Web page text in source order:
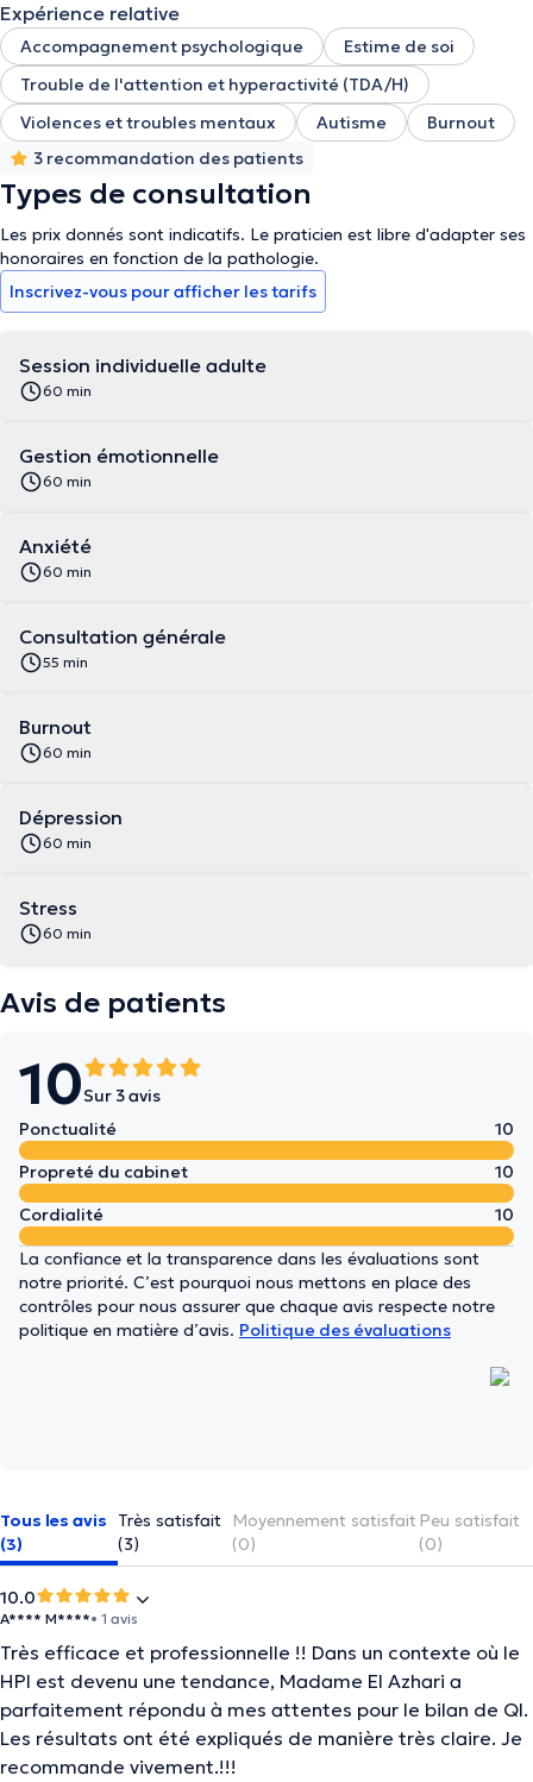
Expérience relative
Accompagnement psychologique
Estime de soi
Trouble de l'attention et hyperactivité (TDA/H)
Violences et troubles mentaux
Autisme
Burnout
3 recommandation des patients
Types de consultation
Les prix donnés sont indicatifs. Le praticien est libre d'adapter ses
honoraires en fonction de la pathologie.
Inscrivez-vous pour afficher les tarifs
Session individuelle adulte
60 min
Gestion émotionnelle
60 min
Anxiété
60 min
Consultation générale
55 min
Burnout
60 min
Dépression
60 min
Stress
60 min
Avis de patients
10Sur 3 avis
Ponctualité
10
Propreté du cabinet
10
Cordialité
10
La confiance et la transparence dans les évaluations sont
notre priorité. C’est pourquoi nous mettons en place des
contrôles pour nous assurer que chaque avis respecte notre
politique en matière d’avis. Politique des évaluations
Tous les avis
(3)
Très satisfait
(3)
Moyennement satisfait
(0)
Peu satisfait
(0)
10.0
A**** M****• 1 avis
Très efficace et professionnelle !! Dans un contexte où le
HPI est devenu une tendance, Madame El Azhari a
parfaitement répondu à mes attentes pour le bilan de QI.
Les résultats ont été expliqués de manière très claire. Je
recommande vivement.!!!